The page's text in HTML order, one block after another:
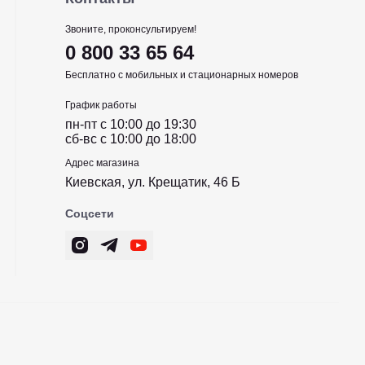
Звоните, проконсультируем!
0 800 33 65 64
Бесплатно с мобильных и стационарных номеров
График работы
пн-пт c 10:00 до 19:30
сб-вс c 10:00 до 18:00
Адрес магазина
Киевская, ул. Крещатик, 46 Б
Соцсети